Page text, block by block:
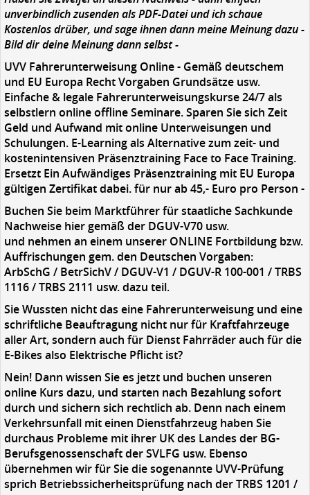
unverbindlich zusenden als PDF-Datei und ich schaue
Kostenlos drüber, und sage ihnen dann meine Meinung dazu -
Bild dir deine Meinung dann selbst -
UVV Fahrerunterweisung Online - Gemäß deutschem
und EU Europa Recht Vorgaben Grundsätze usw.
Einfache & legale Fahrerunterweisungskurse 24/7 als
selbstlern online offline Seminare. Sparen Sie sich Zeit
Geld und Aufwand mit online Unterweisungen und
Schulungen. E-Learning als Alternative zum zeit- und
kostenintensiven Präsenztraining Face to Face Training.
Ersetzt Ein Aufwändiges Präsenztraining mit EU Europa
gültigen Zertifikat dabei. für nur ab 45,- Euro pro Person -
Buchen Sie beim Marktführer für staatliche Sachkunde
Nachweise hier gemäß der DGUV-V70 usw.
und nehmen an einem unserer ONLINE Fortbildung bzw.
Auffrischungen gem. den Deutschen Vorgaben:
ArbSchG / BetrSichV / DGUV-V1 / DGUV-R 100-001 / TRBS
1116 / TRBS 2111 usw. dazu teil.
Sie Wussten nicht das eine Fahrerunterweisung und eine
schriftliche Beauftragung nicht nur für Kraftfahrzeuge
aller Art, sondern auch für Dienst Fahrräder auch für die
E-Bikes also Elektrische Pflicht ist?
Nein! Dann wissen Sie es jetzt und buchen unseren
online Kurs dazu, und starten nach Bezahlung sofort
durch und sichern sich rechtlich ab. Denn nach einem
Verkehrsunfall mit einen Dienstfahrzeug haben Sie
durchaus Probleme mit ihrer UK des Landes der BG-
Berufsgenossenschaft der SVLFG usw. Ebenso
übernehmen wir für Sie die sogenannte UVV-Prüfung
sprich Betriebssicherheitsprüfung nach der TRBS 1201 /